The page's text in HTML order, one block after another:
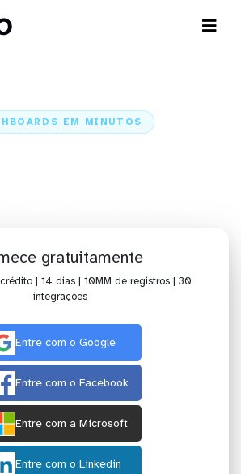
EM MINUTOS
gratuitamente
| 14 dias | 10MM de registros | 30
integrações
Entre com o Google
Entre com o Facebook
Entre com a Microsoft
Entre com o Linkedin